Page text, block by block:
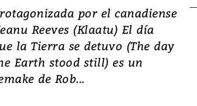
por el canadiense
Reeves (Klaatu) El día
la Tierra se detuvo (The day
Earth stood still) es un
de Rob...
Video, Japón: Terremoto
deja heridos y graves
daños en Kumamoto